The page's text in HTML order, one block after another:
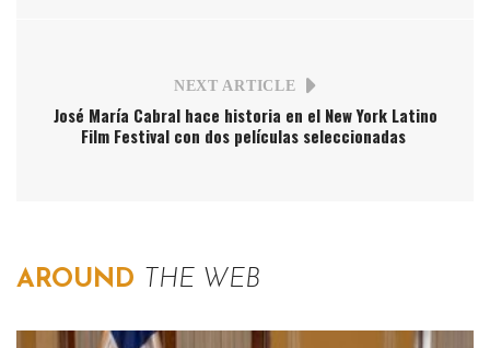
NEXT ARTICLE
José María Cabral hace historia en el New York Latino
Film Festival con dos películas seleccionadas
AROUND THE WEB